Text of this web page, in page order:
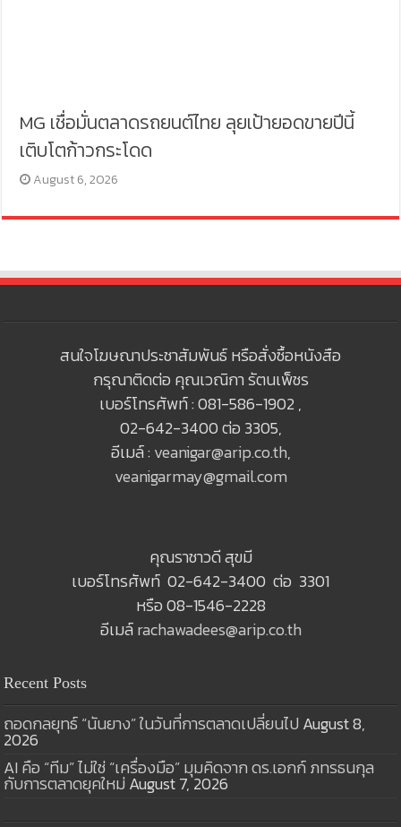
MG เชื่อมั่นตลาดรถยนต์ไทย ลุยเป้ายอดขายปีนี้
เติบโตก้าวกระโดด
August 6, 2026
สนใจโฆษณาประชาสัมพันธ์ หรือสั่งซื้อหนังสือ
กรุณาติดต่อ คุณเวณิกา รัตนเพ็ชร
เบอร์โทรศัพท์ : 081-586-1902 ,
02-642-3400 ต่อ 3305,
อีเมล์ : veanigar@arip.co.th,
veanigarmay@gmail.com
คุณราชาวดี สุขมี
เบอร์โทรศัพท์ 02-642-3400 ต่อ 3301
หรือ 08-1546-2228
อีเมล์rachawadees@arip.co.th
Recent Posts
ถอดกลยุทธ์ “นันยาง” ในวันที่การตลาดเปลี่ยนไป August 8,
2026
AI คือ “ทีม” ไม่ใช่ “เครื่องมือ” มุมคิดจาก ดร.เอกก์ ภทรธนกุล
กับการตลาดยุคใหม่ August 7, 2026